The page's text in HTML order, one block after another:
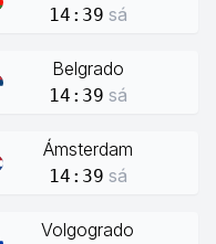
14:39 sá
Belgrado
14:39 sá
Ámsterdam
14:39 sá
Volgogrado